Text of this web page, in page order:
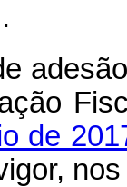
de